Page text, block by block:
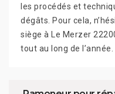
les procédés et
dégâts. Pour cela,
siège à Le Merzer
tout au long de l’année.